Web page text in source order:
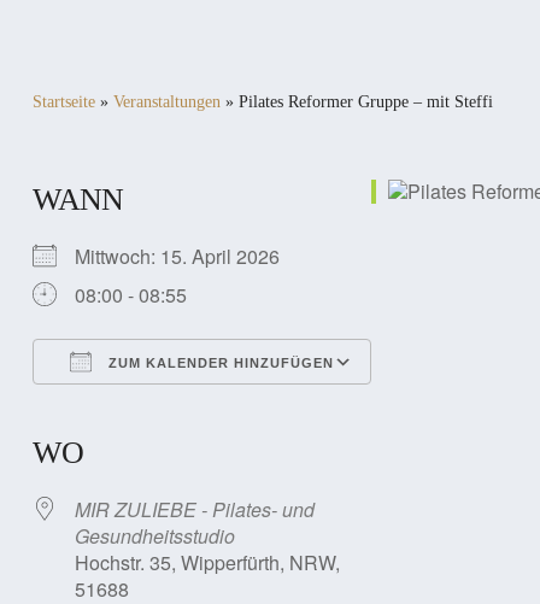
Startseite» Veranstaltungen» Pilates Reformer Gruppe – mit Steffi
WANN
Mittwoch: 15. April 2026
08:00 - 08:55
ZUM KALENDER HINZUFÜGEN
WO
MIR ZULIEBE - Pilates- und
Gesundheitsstudio
Hochstr. 35, Wipperfürth, NRW,
51688